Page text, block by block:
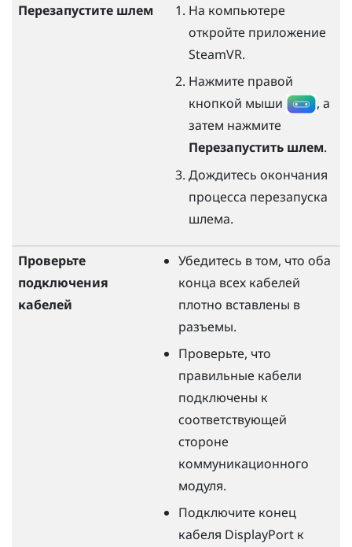
Перезапустите шлем
На компьютере
откройте приложение
SteamVR.
Нажмите правой
кнопкой мыши
, а
затем нажмите
Перезапустить шлем.
Дождитесь окончания
процесса перезапуска
шлема.
Проверьте
подключения
кабелей
Убедитесь в том, что оба
конца всех кабелей
плотно вставлены в
разъемы.
Проверьте, что
правильные кабели
подключены к
соответствующей
стороне
коммуникационного
модуля.
Подключите конец
кабеля DisplayPortк